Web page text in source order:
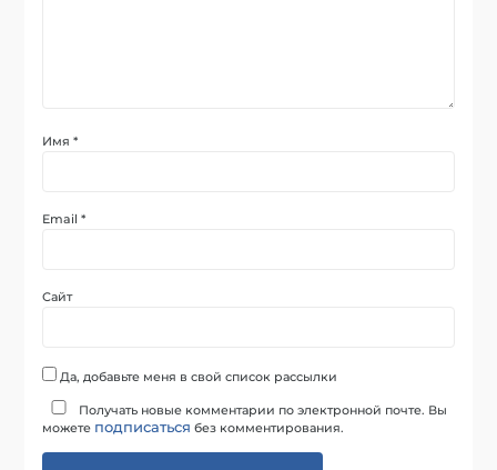
Имя*
Email*
Сайт
Да, добавьте меня в свой список рассылки
Получать новые комментарии по электронной почте. Вы
можете подписаться без комментирования.